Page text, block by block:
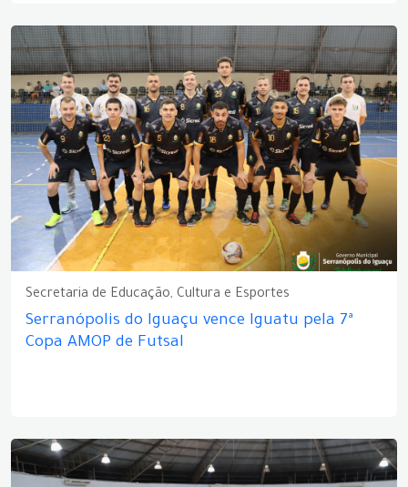
Secretaria de Educação, Cultura e Esportes
Serranópolis do Iguaçu vence Iguatu pela 7ª
Copa AMOP de Futsal